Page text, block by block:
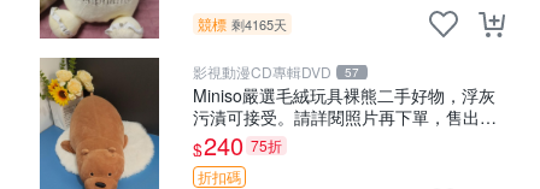
競標 剩4165天
影視動漫CD專輯DVD 57
Miniso嚴選毛絨玩具裸熊二手好物，浮灰
污漬可接受。請詳閱照片再下單，售出不
退不換。全新品相收藏推薦。 裸熊 毛絨玩
具 收藏
$240 75折
折扣碼